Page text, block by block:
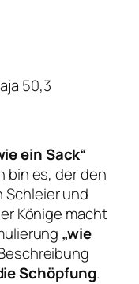
50,3
ein Sack“
bin es, der den
Schleier und
Könige macht
„wie
Schöpfung.